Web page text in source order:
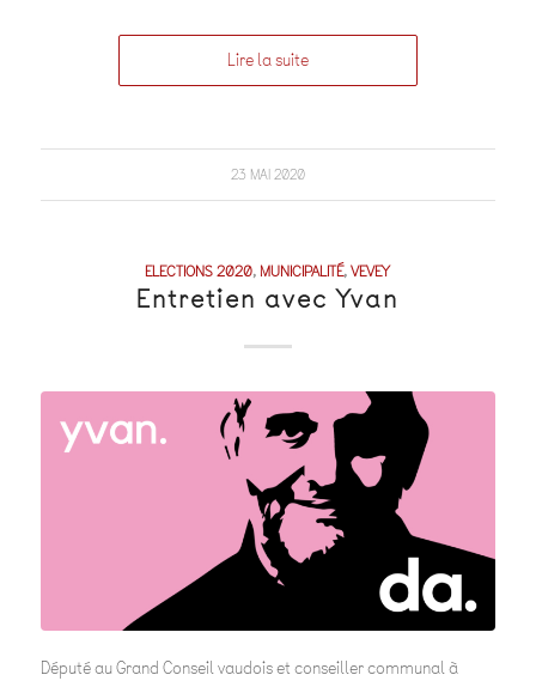
Lire la suite
23 MAI 2020
ELECTIONS 2020, MUNICIPALITÉ,VEVEY
Entretien avec Yvan
Député au Grand Conseil vaudois et conseiller communal à